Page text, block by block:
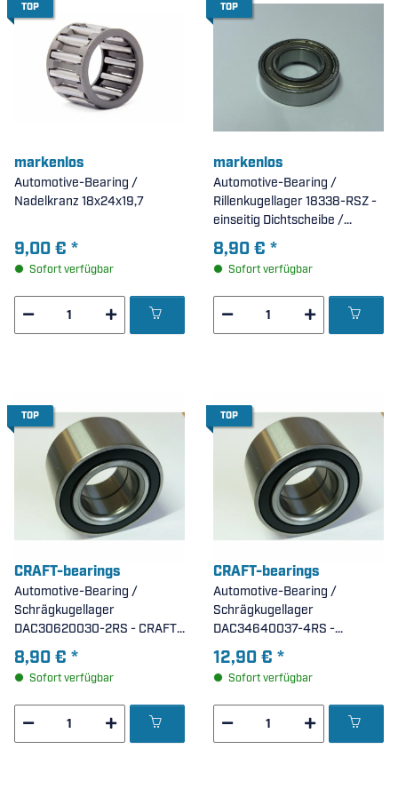
TOP
markenlos
Automotive-Bearing /
Nadelkranz 18x24x19,7
9,00 € *
Sofort verfügbar
TOP
markenlos
Automotive-Bearing /
Rillenkugellager 18338-RSZ -
einseitig Dichtscheibe /
einseitig Stahldeckscheibe,
Ersatzteil für BOSCH-Active-
Line-Plus-Generation-3 (
18x33x8mm )
8,90 € *
Sofort verfügbar
TOP
CRAFT-bearings
Automotive-Bearing /
Schrägkugellager
DAC30620030-2RS - CRAFT -
zweireihig, beidseitig
Dichtscheiben ( 30x62x30mm
)
8,90 € *
Sofort verfügbar
TOP
CRAFT-bearings
Automotive-Bearing /
Schrägkugellager
DAC34640037-4RS -
zweireihig, beidseitig
Dichtscheiben ( 34x64x37mm
)
12,90 € *
Sofort verfügbar